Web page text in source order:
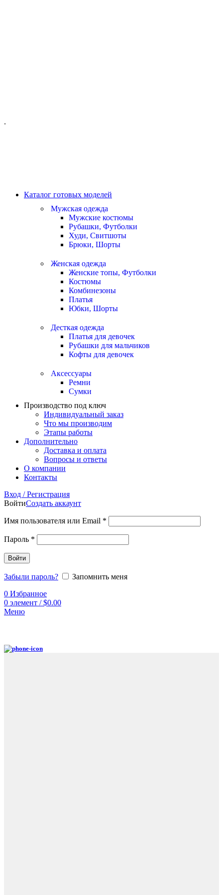
.
Каталог готовых моделей
Мужская одежда
Мужские костюмы
Рубашки, Футболки
Худи, Свитшоты
Брюки, Шорты
Женская одежда
Женские топы, Футболки
Костюмы
Комбинезоны
Платья
Юбки, Шорты
Десткая одежда
Платья для девочек
Рубашки для мальчиков
Кофты для девочек
Аксессуары
Ремни
Сумки
Производство под ключ
Индивидуальный заказ
Что мы производим
Этапы работы
Дополнительно
Доставка и оплата
Вопросы и ответы
О компании
Контакты
Вход / Регистрация
ВойтиСоздать аккаунт
Имя пользователя или Email *
Пароль *
Войти
Забыли пароль?
Запомнить меня
0 Избранное
0 элемент / $0.00
Меню